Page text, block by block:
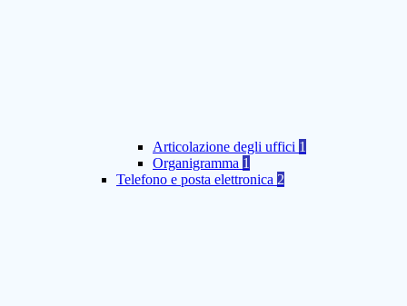
Articolazione degli uffici 1
Organigramma 1
Telefono e posta elettronica 2